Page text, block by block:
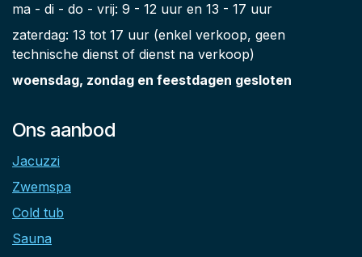
ma - di - do - vrij: 9 - 12 uur en 13 - 17 uur
zaterdag: 13 tot 17 uur (enkel verkoop, geen
technische dienst of dienst na verkoop)
woensdag, zondag en feestdagen gesloten
Ons aanbod
Jacuzzi
Zwemspa
Cold tub
Sauna